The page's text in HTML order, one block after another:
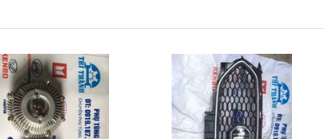
Xem nhanh